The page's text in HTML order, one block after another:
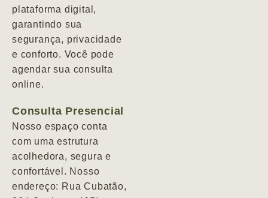
plataforma digital,
garantindo sua
segurança, privacidade
e conforto. Você pode
agendar sua consulta
online.
Consulta Presencial
Nosso espaço conta
com uma estrutura
acolhedora, segura e
confortável. Nosso
endereço: Rua Cubatão,